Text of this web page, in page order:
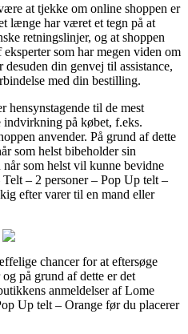
at tjekke om online shoppen er
længe har været et tegn på at
retningslinjer, og at shoppen
som har megen viden om
din genvej til assistance,
med din bestilling.
hensynstagende til de mest
indvirkning på købet, f.eks.
anvender. På grund af dette
som helst bibeholder sin
som helst vil kunne bevidne
– 2 personer – Pop Up telt –
efter varer til en mand eller
chancer for at eftersøge
på grund af dette er det
anmeldelser af Lome
Up telt – Orange før du placerer